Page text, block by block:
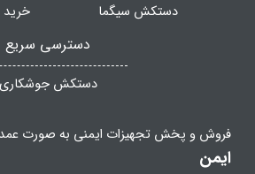
دستکش سیگما
خرید
دسترسی سریع
دستکش جوشکاری
فروش و پخش تجهیزات ایمنی به صورت
ایمن